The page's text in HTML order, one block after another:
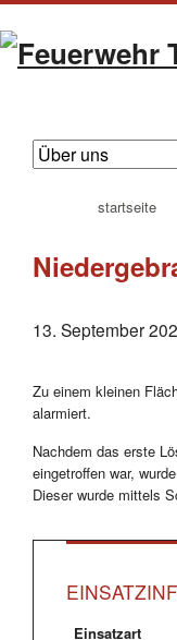
navigation
startseite
13. September
Zu einem kleinen
alarmiert.
Nachdem das erste
eingetroffen war,
Dieser wurde mittels
Einsatzart